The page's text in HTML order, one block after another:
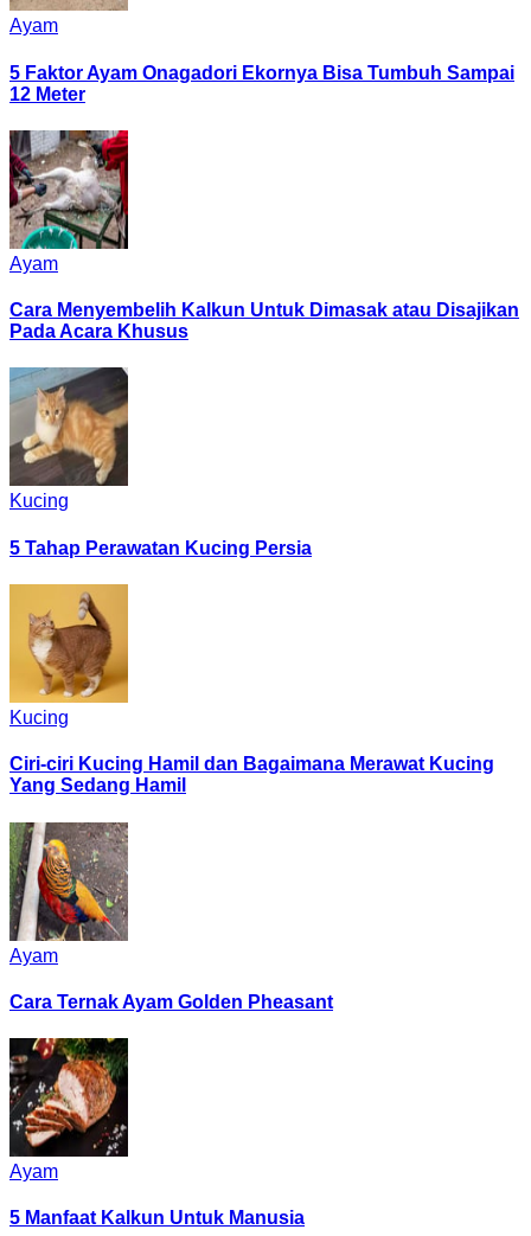
Ayam
5 Faktor Ayam Onagadori Ekornya Bisa Tumbuh Sampai
12 Meter
Ayam
Cara Menyembelih Kalkun Untuk Dimasak atau Disajikan
Pada Acara Khusus
Kucing
5 Tahap Perawatan Kucing Persia
Kucing
Ciri-ciri Kucing Hamil dan Bagaimana Merawat Kucing
Yang Sedang Hamil
Ayam
Cara Ternak Ayam Golden Pheasant
Ayam
5 Manfaat Kalkun Untuk Manusia